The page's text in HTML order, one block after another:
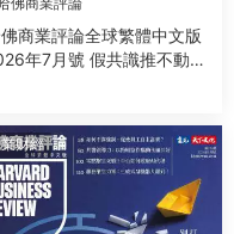
商業評論全球繁體中文版
年7月號 假共識推不動真
财經